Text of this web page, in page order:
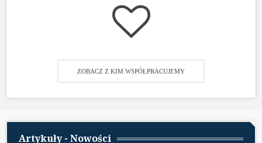
ZOBACZ Z KIM WSPÓŁPRACUJEMY
Artykuły - Nowości